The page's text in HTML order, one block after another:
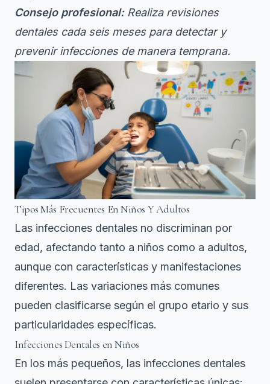
Consejo profesional: Realiza revisiones
dentales cada seis meses para detectar y
prevenir infecciones de manera temprana.
Tipos Más Frecuentes En Niños Y Adultos
Las infecciones dentales no discriminan por
edad, afectando tanto a niños como a adultos,
aunque con características y manifestaciones
diferentes. Las variaciones más comunes
pueden clasificarse según el grupo etario y sus
particularidades específicas.
Infecciones Dentales en Niños
En los más pequeños, las infecciones dentales